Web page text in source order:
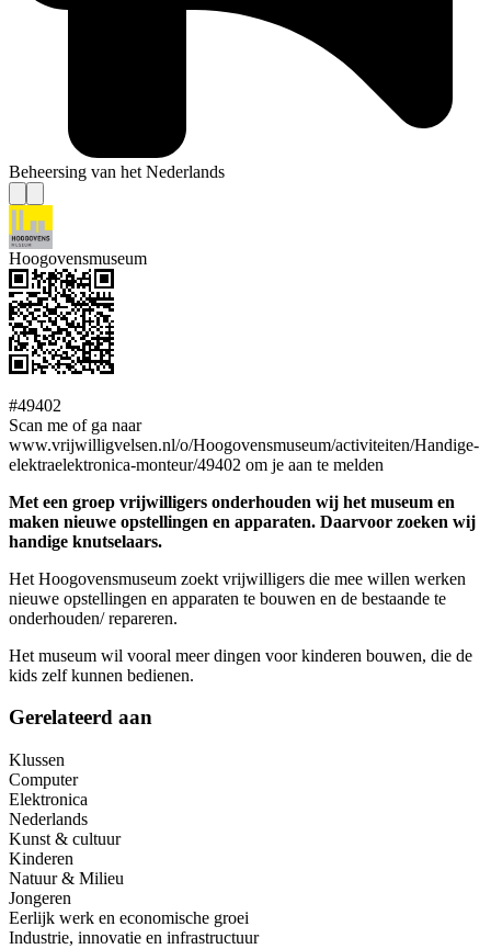
Beheersing van het Nederlands
Hoogovensmuseum
#49402
Scan me of ga naar
www.vrijwilligvelsen.nl/o/Hoogovensmuseum/activiteiten/Handige-
elektraelektronica-monteur/49402 om je aan te melden
Met een groep vrijwilligers onderhouden wij het museum en
maken nieuwe opstellingen en apparaten. Daarvoor zoeken wij
handige knutselaars.
Het Hoogovensmuseum zoekt vrijwilligers die mee willen werken
nieuwe opstellingen en apparaten te bouwen en de bestaande te
onderhouden/ repareren.
Het museum wil vooral meer dingen voor kinderen bouwen, die de
kids zelf kunnen bedienen.
Gerelateerd aan
Klussen
Computer
Elektronica
Nederlands
Kunst & cultuur
Kinderen
Natuur & Milieu
Jongeren
Eerlijk werk en economische groei
Industrie, innovatie en infrastructuur